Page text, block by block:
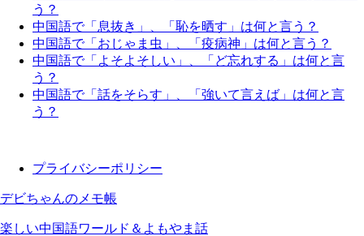
う？
中国語で「息抜き」、「恥を晒す」は何と言う？
中国語で「おじゃま虫」、「疫病神」は何と言う？
中国語で「よそよそしい」、「ど忘れする」は何と言
う？
中国語で「話をそらす」、「強いて言えば」は何と言
う？
プライバシーポリシー
デビちゃんのメモ帳
楽しい中国語ワールド＆よもやま話